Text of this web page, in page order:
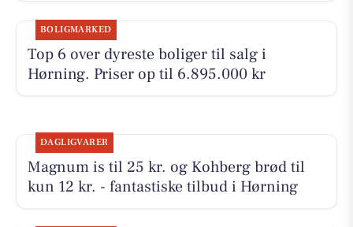
BOLIGMARKED
Top 6 over dyreste boliger til salg i
Hørning. Priser op til 6.895.000 kr
DAGLIGVARER
Magnum is til 25 kr. og Kohberg brød til
kun 12 kr. - fantastiske tilbud i Hørning